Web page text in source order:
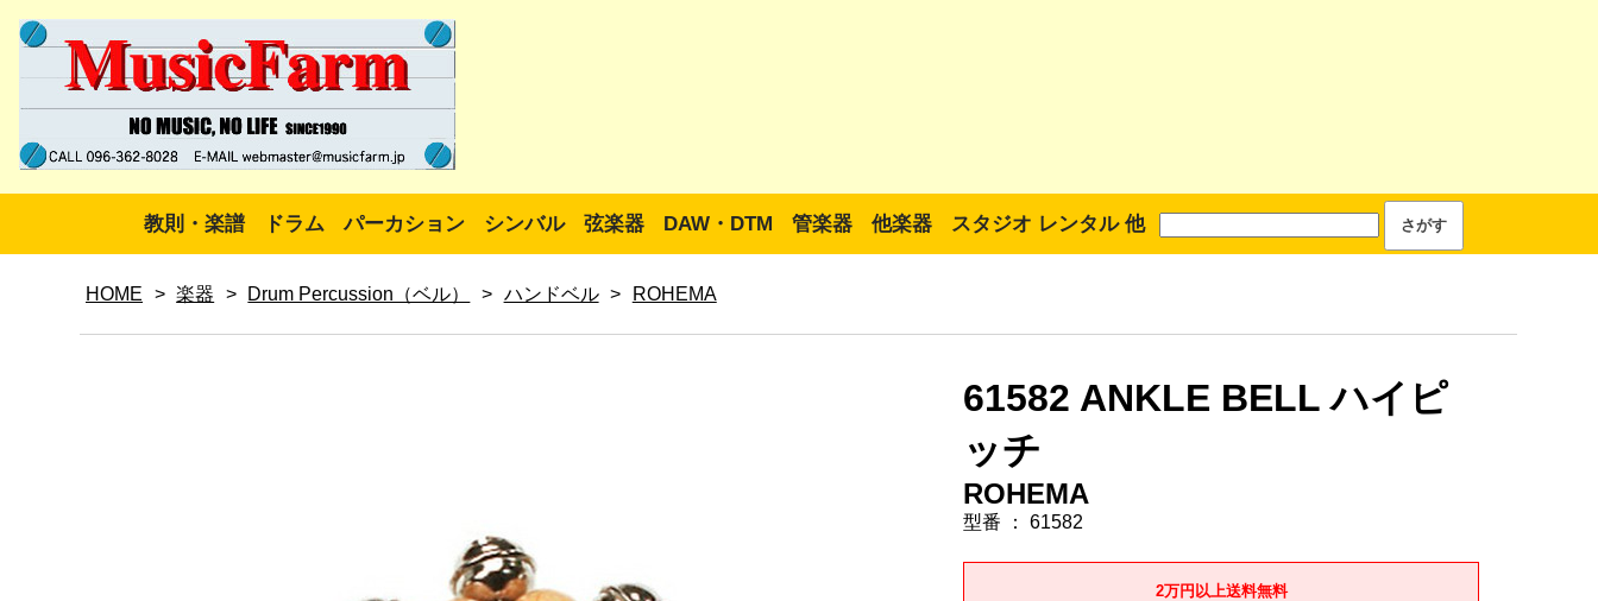
教則・楽譜 ドラム パーカション シンバル 弦楽器 DAW・DTM 管楽器 他楽器 スタジオ レンタル 他
HOME > 楽器 > Drum Percussion（ベル） > ハンドベル > ROHEMA
61582 ANKLE BELL ハイピ
ッチ
ROHEMA
型番 ： 61582
2万円以上送料無料